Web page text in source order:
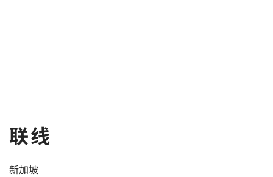
联线
新加坡